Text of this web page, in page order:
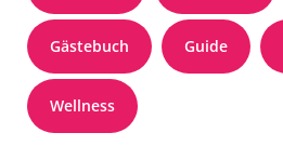
Gästebuch Guide
Wellness